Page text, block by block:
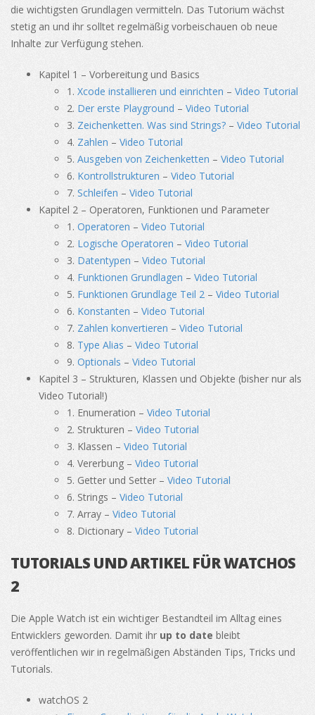
die wichtigsten Grundlagen vermitteln. Das Tutorium wächst
stetig an und ihr solltet regelmäßig vorbeischauen ob neue
Inhalte zur Verfügung stehen.
Kapitel 1 – Vorbereitung und Basics
1. Xcode installieren und einrichten – Video Tutorial
2. Der erste Playground – Video Tutorial
3. Zeichenketten. Was sind Strings? – Video Tutorial
4. Zahlen – Video Tutorial
5. Ausgeben von Zeichenketten – Video Tutorial
6. Kontrollstrukturen – Video Tutorial
7. Schleifen – Video Tutorial
Kapitel 2 – Operatoren, Funktionen und Parameter
1. Operatoren – Video Tutorial
2. Logische Operatoren – Video Tutorial
3. Datentypen – Video Tutorial
4. Funktionen Grundlagen – Video Tutorial
5. Funktionen Grundlage Teil 2 – Video Tutorial
6. Konstanten – Video Tutorial
7. Zahlen konvertieren – Video Tutorial
8. Type Alias – Video Tutorial
9. Optionals – Video Tutorial
Kapitel 3 – Strukturen, Klassen und Objekte (bisher nur als
Video Tutorial!)
1. Enumeration – Video Tutorial
2. Strukturen – Video Tutorial
3. Klassen – Video Tutorial
4. Vererbung – Video Tutorial
5. Getter und Setter – Video Tutorial
6. Strings – Video Tutorial
7. Array – Video Tutorial
8. Dictionary – Video Tutorial
TUTORIALS UND ARTIKEL FÜR WATCHOS
2
Die Apple Watch ist ein wichtiger Bestandteil im Alltag eines
Entwicklers geworden. Damit ihr up to date bleibt
veröffentlichen wir in regelmäßigen Abständen Tips, Tricks und
Tutorials.
watchOS 2